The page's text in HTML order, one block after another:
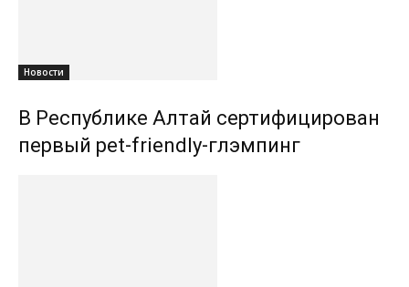
Новости
В Республике Алтай сертифицирован
первый pet-friendly-глэмпинг